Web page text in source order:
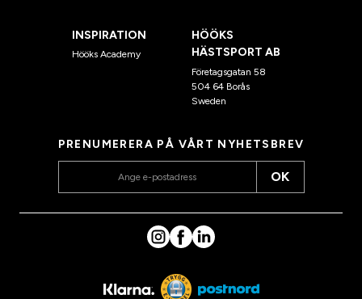
INSPIRATION
Hööks Academy
HÖÖKS
HÄSTSPORT AB
Företagsgatan 58
504 64 Borås
Sweden
PRENUMERERA PÅ VÅRT NYHETSBREV
OK